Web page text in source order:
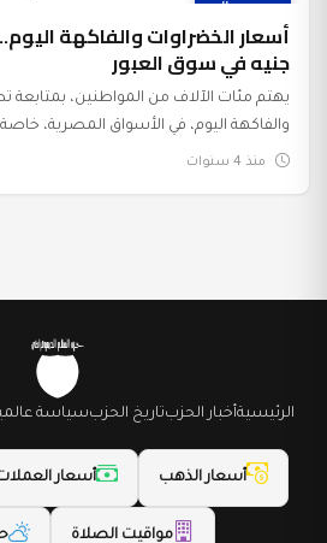
عرب وعالم
جنيه في سوق العبور
يهتم مئات الآلاف من المواطنين، بمتابعة
والفاكهة اليوم، في الأسواق المصرية،
منذ 4 سنوات
الرئيسيةأخبار الحزبتاريخ الحزبسياسة
أسعار الذهب أسعار
مواقيت الصلاة